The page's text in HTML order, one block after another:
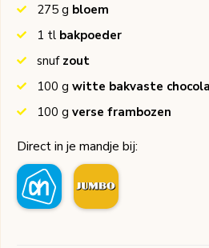
275 g bloem
1 tl bakpoeder
snuf zout
100 g witte bakvaste
100 g verse frambozen
Direct in je mandje bij: